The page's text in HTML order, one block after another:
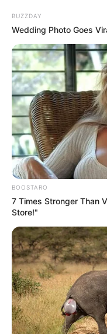
Havel.
Ein
als
Schlosses.
Puzzle
Spaßbäder und
Vorpommern, die
Seitenbesuchern
Bald ist Hohes
Sonnabend, den
BUZZDAY
Wedding Photo Goes
BOOSTARO
7 Times Stronger Than
Store!"